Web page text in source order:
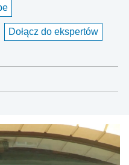
Dołącz do ekspertów